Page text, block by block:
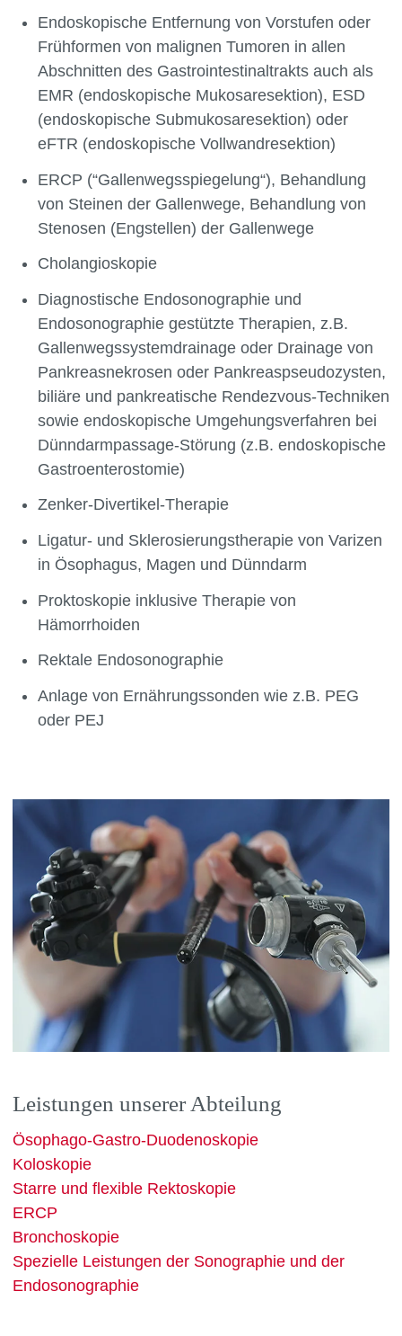
Endoskopische Entfernung von Vorstufen oder
Frühformen von malignen Tumoren in allen
Abschnitten des Gastrointestinaltrakts auch als
EMR (endoskopische Mukosaresektion), ESD
(endoskopische Submukosaresektion) oder
eFTR (endoskopische Vollwandresektion)
ERCP (“Gallenwegsspiegelung“), Behandlung
von Steinen der Gallenwege, Behandlung von
Stenosen (Engstellen) der Gallenwege
Cholangioskopie
Diagnostische Endosonographie und
Endosonographie gestützte Therapien, z.B.
Gallenwegssystemdrainage oder Drainage von
Pankreasnekrosen oder Pankreaspseudozysten,
biliäre und pankreatische Rendezvous-Techniken
sowie endoskopische Umgehungsverfahren bei
Dünndarmpassage-Störung (z.B. endoskopische
Gastroenterostomie)
Zenker-Divertikel-Therapie
Ligatur- und Sklerosierungstherapie von Varizen
in Ösophagus, Magen und Dünndarm
Proktoskopie inklusive Therapie von
Hämorrhoiden
Rektale Endosonographie
Anlage von Ernährungssonden wie z.B. PEG
oder PEJ
Leistungen unserer Abteilung
Ösophago-Gastro-Duodenoskopie
Koloskopie
Starre und flexible Rektoskopie
ERCP
Bronchoskopie
Spezielle Leistungen der Sonographie und der
Endosonographie